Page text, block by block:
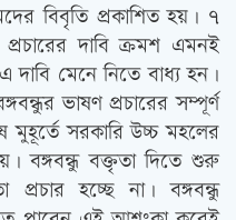
বিবৃতি প্রকাশিত হয়। ৭
দাবি ক্রমশ এমনই
মেনে নিতে বাধ্য হন।
ভাষণ প্রচারের সম্পূর্ণ
মুহূর্তে সরকারি উচ্চ মহলের
বঙ্গবন্ধু বক্তৃতা দিতে শুরু
হচ্ছে না। বঙ্গবন্ধু